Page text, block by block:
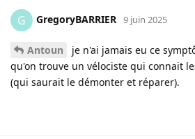
G GregoryBARRIER 9 juin 2025
Antoun
je n'ai jamais eu ce
qu'on trouve un vélociste qui connait
(qui saurait le démonter et réparer).